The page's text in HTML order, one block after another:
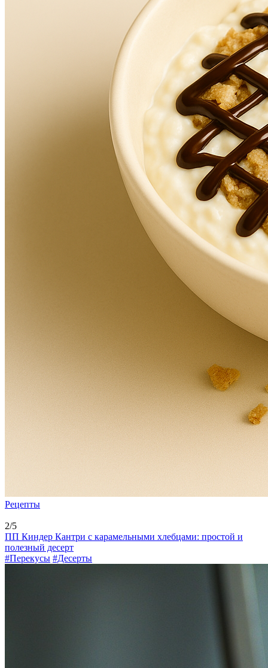
Рецепты
2/5
ПП Киндер Кантри с карамельными хлебцами: простой и
полезный десерт
#Перекусы #Десерты